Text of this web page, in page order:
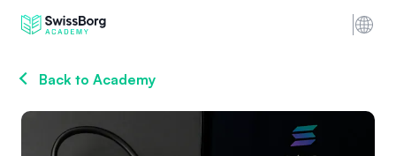
Back to Academy